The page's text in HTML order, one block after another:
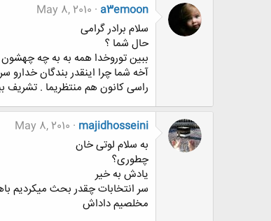
a3emoon
May 8, 2010
سلام برادر گرامی
حال شما ؟
ببین توروخدا همه به به چه چهشون
آخه شما چرا اینقدر بندگان خدارو
راسی کانون هم منتظریما . تشریف
majidhosseini
May 8, 2010
به سلام لوتی خان
چطوری؟
یادش به خیر
سر انتخابات چقدر بحث میکردیم
مخلصیم داداش